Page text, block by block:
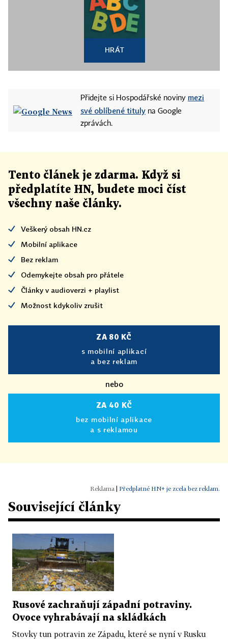
HRÁT
Přidejte si Hospodářské noviny mezi
své oblíbené tituly na Google
zprávách.
Tento článek je zdarma. Když si
předplatíte HN, budete moci číst
všechny naše články.
Veškerý obsah HN.cz
Mobilní aplikace
Bez reklam
Odemykejte obsah pro přátele
Články v audioverzi + playlist
Možnost kdykoliv zrušit
ZA 80 KČ
s mobilní aplikací
a bez reklam
nebo
ZA 40 KČ
bez mobilní aplikace
a s reklamou
Předplatné HN+ je zcela bez reklam.
Související články
Rusové zachraňují západní potraviny.
Ovoce vyhrabávají na skládkách
Stovky tun potravin ze Západu, které se nyní v Rusku